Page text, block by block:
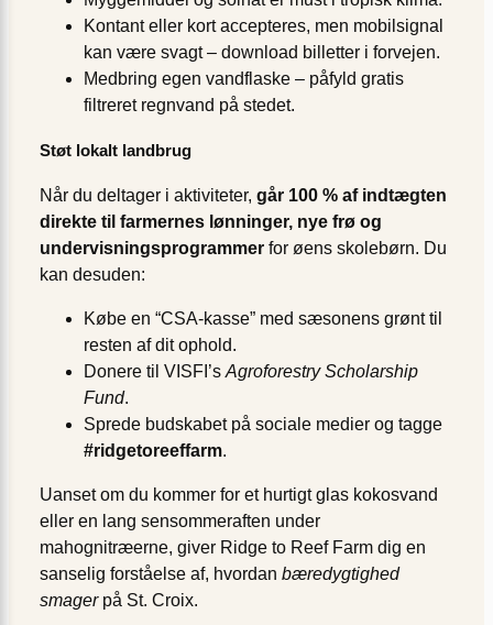
Kontant eller kort accepteres, men mobil­signal
kan være svagt – download billetter i forvejen.
Medbring egen vandflaske – påfyld gratis
filtreret regnvand på stedet.
Støt lokalt landbrug
Når du deltager i aktiviteter, går 100 % af indtægten
direkte til farmernes lønninger, nye frø og
undervisnings­programmer for øens skolebørn. Du
kan desuden:
Købe en “CSA-kasse” med sæsonens grønt til
resten af dit ophold.
Donere til VISFI’s Agroforestry Scholarship
Fund.
Sprede budskabet på sociale medier og tagge
#ridgetoreeffarm.
Uanset om du kommer for et hurtigt glas kokosvand
eller en lang sensommeraften under
mahognitræerne, giver Ridge to Reef Farm dig en
sanselig forståelse af, hvordan bæredygtighed
smagerpå St. Croix.